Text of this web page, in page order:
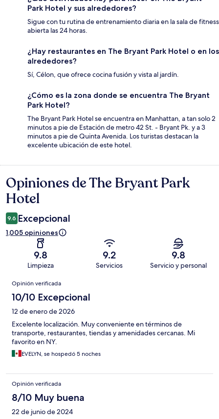
Park Hotel y sus alrededores?
Sigue con tu rutina de entrenamiento diaria en la sala de fitness
abierta las 24 horas.
¿Hay restaurantes en The Bryant Park Hotel o en los
alrededores?
Sí, Célon, que ofrece cocina fusión y vista al jardín.
¿Cómo es la zona donde se encuentra The Bryant
Park Hotel?
The Bryant Park Hotel se encuentra en Manhattan, a tan solo 2
minutos a pie de Estación de metro 42 St. - Bryant Pk. y a 3
minutos a pie de Quinta Avenida. Los turistas destacan la
excelente ubicación de este hotel.
Opiniones
Opiniones de The Bryant Park
Hotel
9.6 Excepcional
1,005 opiniones
9.8
Limpieza
9.2
Servicios
9.8
Servicio y personal
Opiniones
Opinión verificada
10/10 Excepcional
12 de enero de 2026
Excelente localización. Muy conveniente en términos de
transporte, restaurantes, tiendas y amenidades cercanas. Mi
favorito en NY.
EVELYN, se hospedó 5 noches
Opinión verificada
8/10 Muy buena
22 de junio de 2024